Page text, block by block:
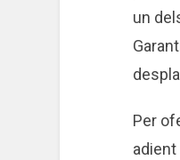
un
Per